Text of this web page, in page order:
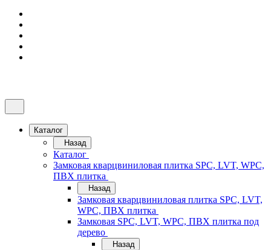
Каталог
Назад
Каталог
Замковая кварцвиниловая плитка SPC, LVT, WPC,
ПВХ плитка
Назад
Замковая кварцвиниловая плитка SPC, LVT,
WPC, ПВХ плитка
Замковая SPC, LVT, WPC, ПВХ плитка под
дерево
Назад